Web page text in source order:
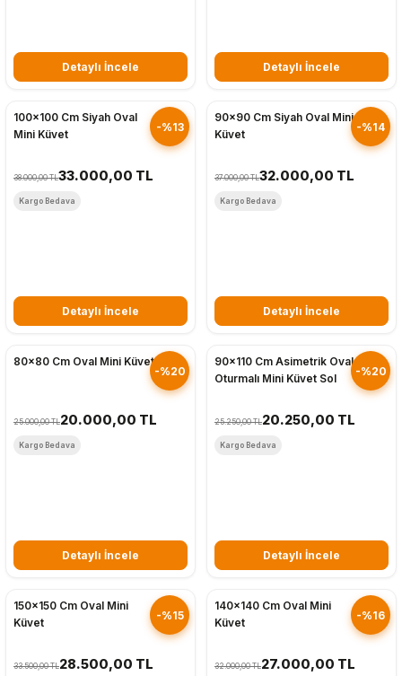
Detaylı İncele Detaylı İncele
-%13
100x100 Cm Siyah Oval
Mini Küvet
38.000,00 TL33.000,00 TL
Kargo Bedava
Detaylı İncele
-%14
90x90 Cm Siyah Oval Mini
Küvet
37.000,00 TL32.000,00 TL
Kargo Bedava
Detaylı İncele
-%20
80x80 Cm Oval Mini Küvet
25.000,00 TL20.000,00 TL
Kargo Bedava
Detaylı İncele
-%20
90x110 Cm Asimetrik Oval
Oturmalı Mini Küvet Sol
25.250,00 TL20.250,00 TL
Kargo Bedava
Detaylı İncele
-%15
150x150 Cm Oval Mini
Küvet
33.500,00 TL28.500,00 TL
-%16
140x140 Cm Oval Mini
Küvet
32.000,00 TL27.000,00 TL